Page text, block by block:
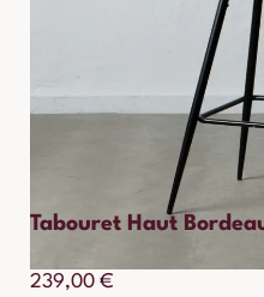
Tabouret Haut
239,00 €